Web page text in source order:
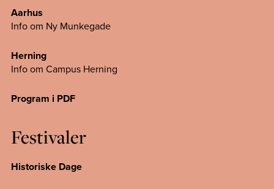
Aarhus
Info om Ny Munkegade
Herning
Info om Campus Herning
Program i PDF
Festivaler
Historiske Dage